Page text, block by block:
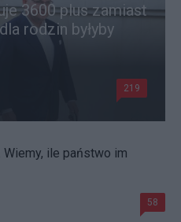
3600 plus zamiast
rodzin byłyby
219
ile państwo im
58